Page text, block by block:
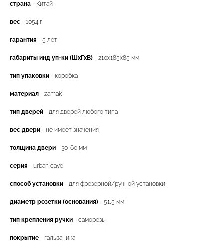
страна - Китай
вес - 1054 г
гарантия - 5 лет
габариты инд уп-ки (ШхГхВ) - 210x185x85 мм
тип упаковки - коробка
материал - zamak
тип дверей - для дверей любого типа
вес двери - не имеет значения
толщина двери - 30-60 мм
серия - urban cave
способ установки - для фрезерной/ручной установки
диаметр розетки (основания) - 51,5 мм
тип крепления ручки - саморезы
покрытие - гальваника